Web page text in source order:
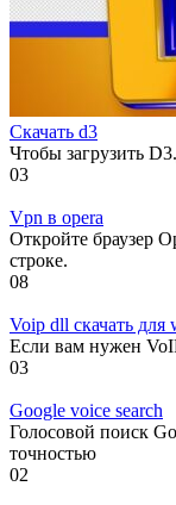
Скачать d3
Чтобы загрузить
03
Vpn в opera
Откройте браузер
строке.
08
Voip dll скачать для
Если вам нужен
03
Google voice search
Голосовой поиск
точностью
02